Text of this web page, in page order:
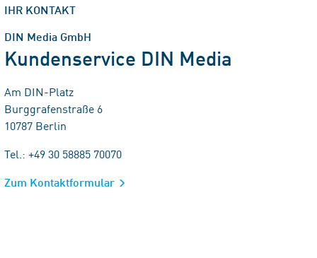
IHR KONTAKT
DIN Media GmbH
Kundenservice DIN Media
Am DIN-Platz
Burggrafenstraße 6
10787 Berlin
Tel.: +49 30 58885 70070
Zum Kontaktformular